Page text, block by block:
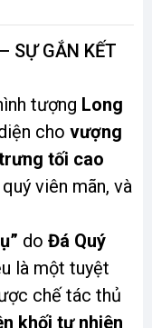
SỰ GẮN KẾT
tượng Long
cho vượng
tối cao
viên mãn, và
do Đá Quý
là một tuyệt
chế tác thủ
khối tự nhiên